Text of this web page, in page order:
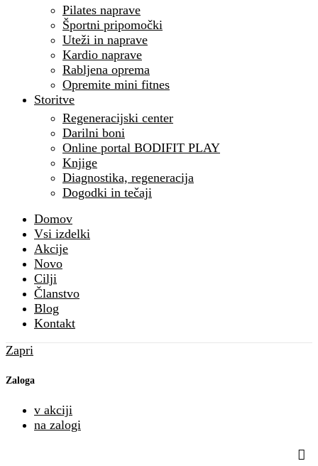
Pilates naprave
Športni pripomočki
Uteži in naprave
Kardio naprave
Rabljena oprema
Opremite mini fitnes
Storitve
Regeneracijski center
Darilni boni
Online portal BODIFIT PLAY
Knjige
Diagnostika, regeneracija
Dogodki in tečaji
Domov
Vsi izdelki
Akcije
Novo
Cilji
Članstvo
Blog
Kontakt
Zapri
Zaloga
v akciji
na zalogi